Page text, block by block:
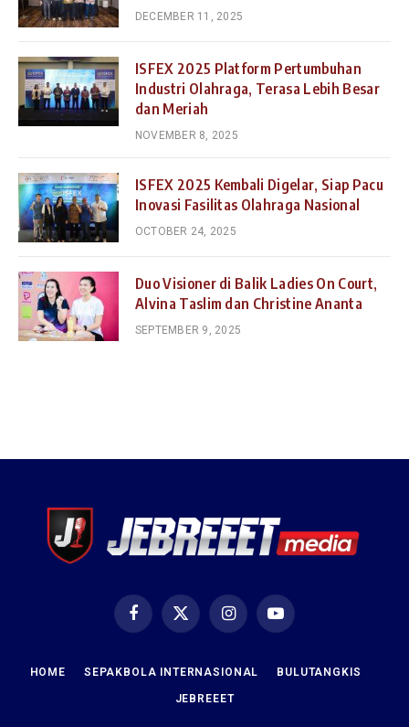
DECEMBER 11, 2025
ISFEX 2025 Platform Pertumbuhan
Industri Olahraga, Terasa Lebih Besar
dan Meriah
NOVEMBER 8, 2025
ISFEX 2025 Kembali Digelar, Siap Pacu
Inovasi Fasilitas Olahraga Nasional
OCTOBER 24, 2025
Duo Visioner di Balik Ladies On Court,
Alvina Taslim dan Christine Ananta
SEPTEMBER 9, 2025
FacebookX
(Twitter)
InstagramYouTube
HOME SEPAKBOLA INTERNASIONAL BULUTANGKIS
JEBREEET